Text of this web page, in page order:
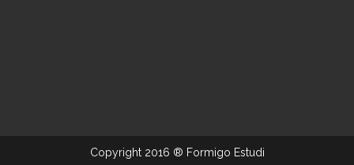
Copyright 2016 ® Formigo Estudi